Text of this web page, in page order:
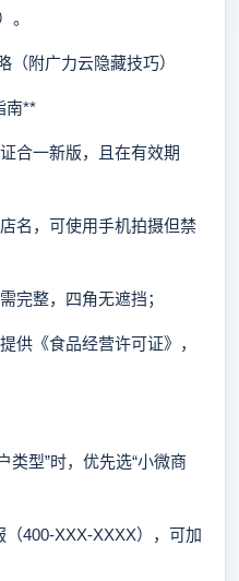
。
附广力云隐藏技巧）
南**
一新版，且在有效期
，可使用手机拍摄但禁
整，四角无遮挡；
《食品经营许可证》，
型”时，优先选“小微商
400-XXX-XXXX），可加